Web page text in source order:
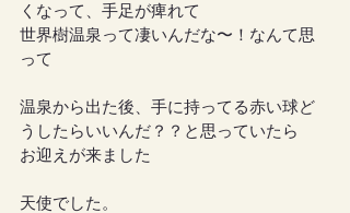
くなって、手足が痺れて
世界樹温泉って凄いんだな〜！なんて思
って
温泉から出た後、手に持ってる赤い球ど
うしたらいいんだ？？と思っていたら
お迎えが来ました
天使でした。